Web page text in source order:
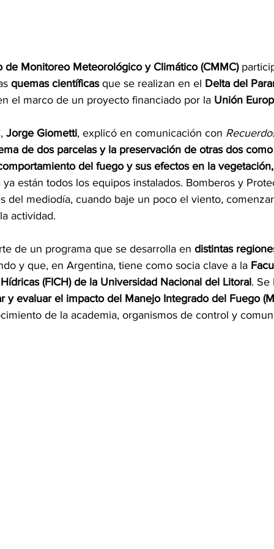
de Monitoreo Meteorológico y Climático (CMMC)
quemas científicas que se realizan en el Delta del
el marco de un proyecto financiado por la Unión
Jorge Giometti, explicó en comunicación con
de dos parcelas y la preservación de otras dos
del fuego y sus efectos en la
ya están todos los equipos instalados. Bomberos y
del mediodía, cuando baje un poco el viento,
actividad.
de un programa que se desarrolla en distintas
y que, en Argentina, tiene como socia clave a la
(FICH) de la Universidad Nacional del Litoral. Se
y evaluar el impacto del Manejo Integrado del Fuego
de la academia, organismos de control y